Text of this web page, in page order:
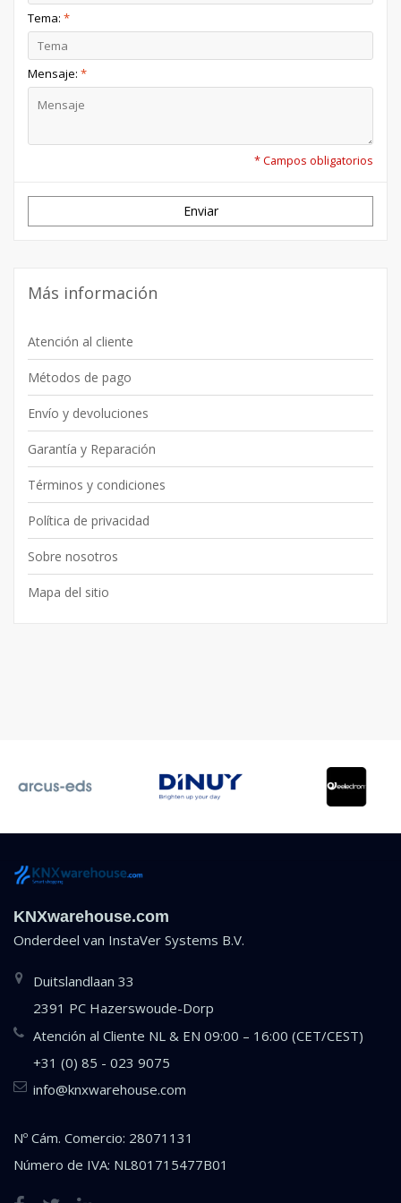
• Su número de pedido
• La dirección de envío
• Una breve descripción del problema
Tema: *
Mensaje: *
* Campos obligatorios
Enviar
Más información
Atención al cliente
Métodos de pago
Envío y devoluciones
Garantía y Reparación
Términos y condiciones
Política de privacidad
Sobre nosotros
Mapa del sitio
KNXwarehouse.com
Onderdeel van InstaVer Systems B.V.
Duitslandlaan 33
2391 PC Hazerswoude-Dorp
Atención al Cliente NL & EN 09:00 – 16:00 (CET/CEST)
+31 (0) 85 - 023 9075
info@knxwarehouse.com
Nº Cám. Comercio: 28071131
Número de IVA: NL801715477B01